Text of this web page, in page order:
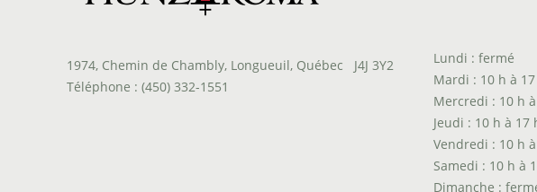
1974, Chemin de Chambly, Longueuil, Québec J4J 3Y2
Téléphone : (450) 332-1551
Lundi : fermé
Mardi : 10 h à
Mercredi : 10 h
Jeudi : 10 h à 17
Vendredi : 10 h
Samedi : 10 h à
Dimanche :